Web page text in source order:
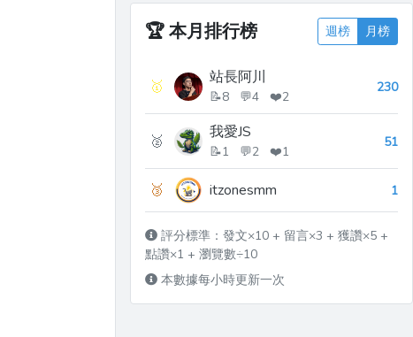
🏆本月排行榜 週榜 月榜
🥇 站長阿川
📝8 💬4 ❤️2
230
🥈 我愛JS
📝1 💬2 ❤️1
51
🥉 itzonesmm 1
評分標準：發文×10 + 留言×3 + 獲讚×5 +
點讚×1 + 瀏覽數÷10
本數據每小時更新一次